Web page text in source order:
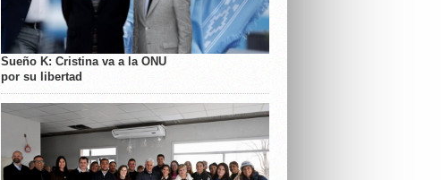
Sueño K: Cristina va a la ONU
por su libertad